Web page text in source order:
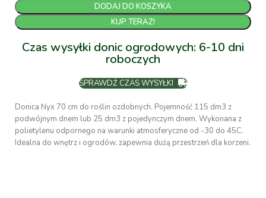
DODAJ DO KOSZYKA
KUP TERAZ!
Czas wysyłki donic ogrodowych: 6-10 dni
roboczych
SPRAWDŹ CZAS WYSYŁKI
Donica Nyx 70 cm do roślin ozdobnych. Pojemność 115 dm3 z
podwójnym dnem lub 25 dm3 z pojedynczym dnem. Wykonana z
polietylenu odpornego na warunki atmosferyczne od -30 do 45C.
Idealna do wnętrz i ogrodów, zapewnia dużą przestrzeń dla korzeni.